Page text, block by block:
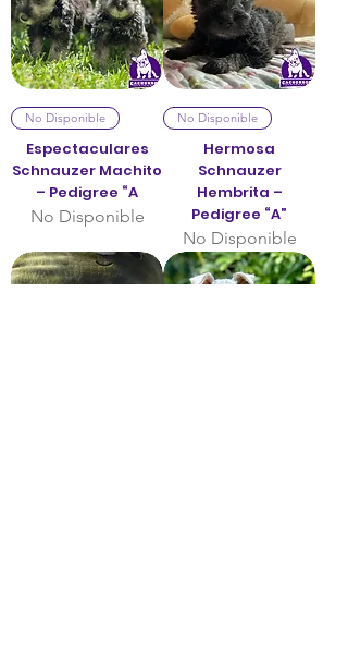
No Disponible
Espectaculares
Schnauzer Machito
– Pedigree “A
No Disponible
No Disponible
Hermosa
Schnauzer
Hembrita –
Pedigree “A”
No Disponible